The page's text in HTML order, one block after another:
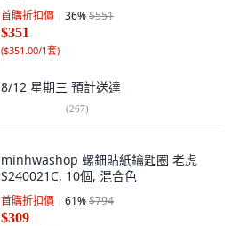
首購折扣價 36%$551
$351
($351.00/1套)
8/12 星期三 預計送達
(267)
minhwashop 螺鈿貼紙鑰匙圈 老虎
S240021C, 10個, 混合色
首購折扣價 61%$794
$309